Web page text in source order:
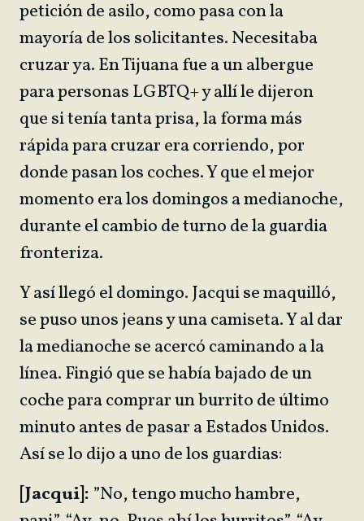
petición de asilo, como pasa con la
mayoría de los solicitantes. Necesitaba
cruzar ya. En Tijuana fue a un albergue
para personas LGBTQ+ y allí le dijeron
que si tenía tanta prisa, la forma más
rápida para cruzar era corriendo, por
donde pasan los coches. Y que el mejor
momento era los domingos a medianoche,
durante el cambio de turno de la guardia
fronteriza.
Y así llegó el domingo. Jacqui se maquilló,
se puso unos jeans y una camiseta. Y al dar
la medianoche se acercó caminando a la
línea. Fingió que se había bajado de un
coche para comprar un burrito de último
minuto antes de pasar a Estados Unidos.
Así se lo dijo a uno de los guardias:
[Jacqui]: ”No, tengo mucho hambre,